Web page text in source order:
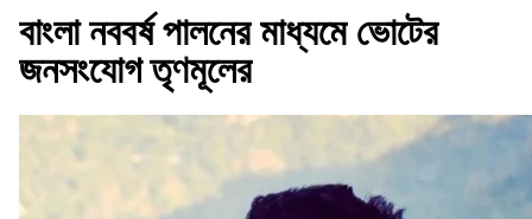
বাংলা নববর্ষ পালনের মাধ্যমে ভোটের
জনসংযোগ তৃণমূলের